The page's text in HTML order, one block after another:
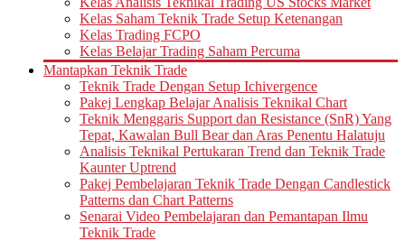
Kelas Saham Teknik Trade Setup Ketenangan
Kelas Trading FCPO
Kelas Belajar Trading Saham Percuma
Mantapkan Teknik Trade
Teknik Trade Dengan Setup Ichivergence
Pakej Lengkap Belajar Analisis Teknikal Chart
Teknik Menggaris Support dan Resistance (SnR) Yang
Tepat, Kawalan Bull Bear dan Aras Penentu Halatuju
Analisis Teknikal Pertukaran Trend dan Teknik Trade
Kaunter Uptrend
Pakej Pembelajaran Teknik Trade Dengan Candlestick
Patterns dan Chart Patterns
Senarai Video Pembelajaran dan Pemantapan Ilmu
Teknik Trade